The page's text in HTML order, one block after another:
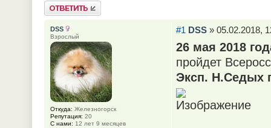
Ответить
#1 DSS» 05.02.2018,
26 мая 2018
пройдет
Эксп. Н.Седых
DSS
Взрослый
Откуда: Железногорск
Репутация: 20
С нами: 12 лет 9 месяцев